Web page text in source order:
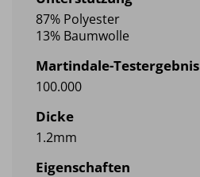
87% Polyester
13% Baumwolle
Martindale-Testergebnis
100.000
Dicke
1.2mm
Eigenschaften